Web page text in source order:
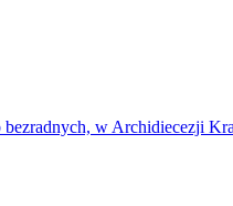
bezradnych, w Archidiecezji